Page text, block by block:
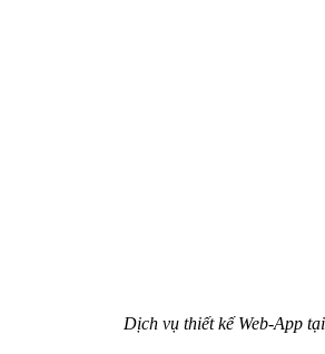
Dịch vụ thiết kế Web-App